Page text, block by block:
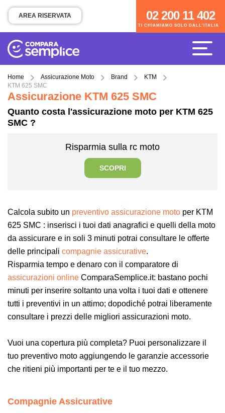
TI CHIAMIAMO SOLO DALL'ITALIA
02 200 11 402
AREA RISERVATA
Home Assicurazione Moto Brand
KTM
KTM 625 SMC
Assicurazione KTM 625 SMC
Quanto costa l'assicurazione moto per KTM 625
SMC ?
Risparmia sulla rc moto
SCOPRI
Calcola subito un preventivo assicurazione moto per KTM
625 SMC : inserisci i tuoi dati anagrafici e quelli della moto
da assicurare e in soli 3 minuti potrai consultare le offerte
delle principali compagnie assicurative.
Risparmia tempo e denaro con il comparatore di
assicurazioni online ComparaSemplice.it: bastano pochi
minuti per inserire soltanto una volta i tuoi dati e ottenere
tutti i preventivi in un attimo; dopodiché potrai liberamente
consultare i prezzi delle migliori assicurazioni moto.
Vuoi una copertura più completa? Puoi personalizzare il
tuo preventivo moto aggiungendo le garanzie accessorie
che ritieni più importanti per te e il tuo mezzo.
Compagnie Assicurative
02 200 11 402